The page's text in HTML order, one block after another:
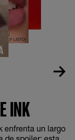
INK
enfrenta un largo